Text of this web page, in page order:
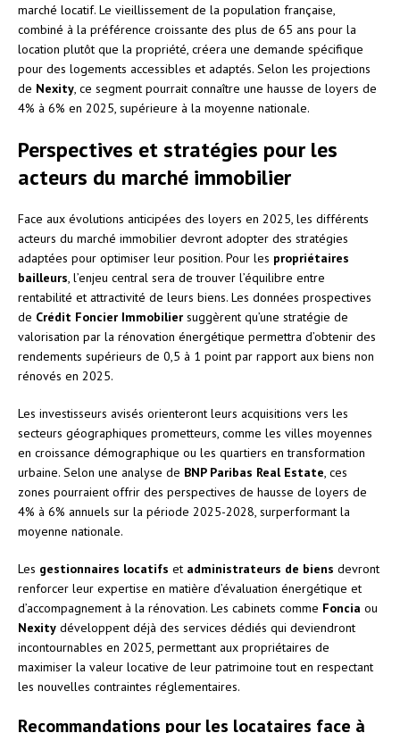
marché locatif. Le vieillissement de la population française,
combiné à la préférence croissante des plus de 65 ans pour la
location plutôt que la propriété, créera une demande spécifique
pour des logements accessibles et adaptés. Selon les projections
de Nexity , ce segment pourrait connaître une hausse de loyers de
4% à 6% en 2025, supérieure à la moyenne nationale.
Perspectives et stratégies pour les
acteurs du marché immobilier
Face aux évolutions anticipées des loyers en 2025, les différents
acteurs du marché immobilier devront adopter des stratégies
adaptées pour optimiser leur position. Pour les propriétaires
bailleurs , l’enjeu central sera de trouver l’équilibre entre
rentabilité et attractivité de leurs biens. Les données prospectives
de Crédit Foncier Immobilier suggèrent qu’une stratégie de
valorisation par la rénovation énergétique permettra d’obtenir des
rendements supérieurs de 0,5 à 1 point par rapport aux biens non
rénovés en 2025.
Les investisseurs avisés orienteront leurs acquisitions vers les
secteurs géographiques prometteurs, comme les villes moyennes
en croissance démographique ou les quartiers en transformation
urbaine. Selon une analyse de BNP Paribas Real Estate , ces
zones pourraient offrir des perspectives de hausse de loyers de
4% à 6% annuels sur la période 2025-2028, surperformant la
moyenne nationale.
Les gestionnaires locatifs et administrateurs de biens devront
renforcer leur expertise en matière d’évaluation énergétique et
d’accompagnement à la rénovation. Les cabinets comme Foncia ou
Nexity développent déjà des services dédiés qui deviendront
incontournables en 2025, permettant aux propriétaires de
maximiser la valeur locative de leur patrimoine tout en respectant
les nouvelles contraintes réglementaires.
Recommandations pour les locataires face à